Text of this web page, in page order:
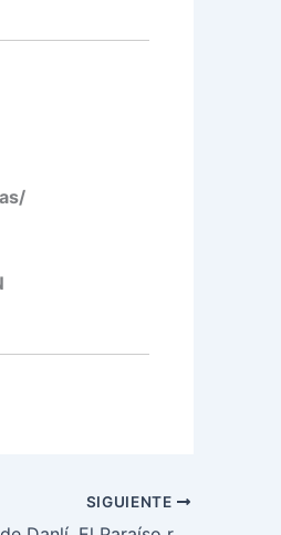
SIGUIENTE